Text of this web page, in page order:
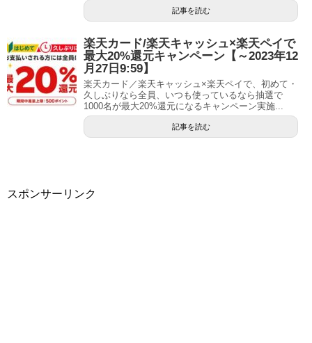
記事を読む
楽天カード/楽天キャッシュ×楽天ペイで
最大20%還元キャンペーン【～2023年12
月27日9:59】
楽天カード／楽天キャッシュ×楽天ペイで、初めて・
久しぶりなら全員、いつも使っているなら抽選で
1000名が最大20%還元になるキャンペーン実施...
記事を読む
スポンサーリンク